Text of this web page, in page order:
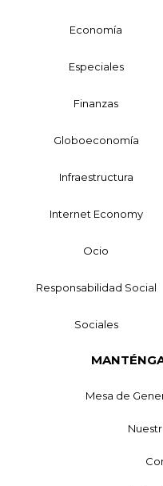
Economía
Especiales
Finanzas
Globoeconomía
Infraestructura
Internet Economy
Ocio
Responsabilidad Social
Sociales
Mesa de